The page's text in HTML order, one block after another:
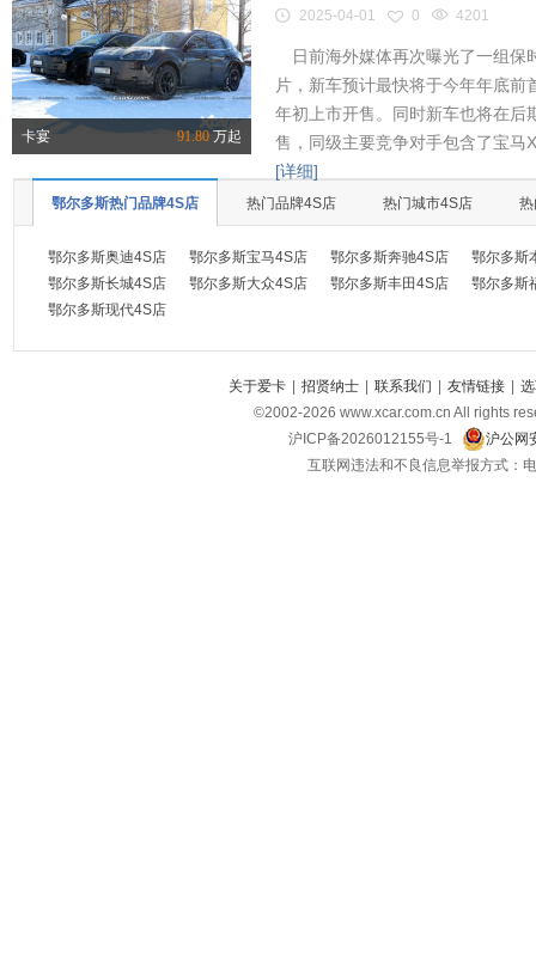
卡宴 91.80万起
2025-04-01 0 4201
日前海外媒体再次曝光了一组保
片，新车预计最快将于今年年底
年初上市开售。同时新车也将在后
售，同级主要竞争对手包含了宝马
[详细]
鄂尔多斯热门品牌4S店 热门品牌4S店 热门城市4S店
鄂尔多斯奥迪4S店 鄂尔多斯宝马4S店 鄂尔多斯奔驰4S店
鄂尔多斯
鄂尔多斯长城4S店
鄂尔多斯大众4S店 鄂尔多斯丰田4S店
鄂尔多斯
鄂尔多斯现代4S店
关于爱卡 | 招贤纳士 | 联系我们 | 友情链接 |
©2002-2026 www.xcar.com.cn All rights
沪ICP备2026012155号-1
沪公网
互联网违法和不良信息举报方式：